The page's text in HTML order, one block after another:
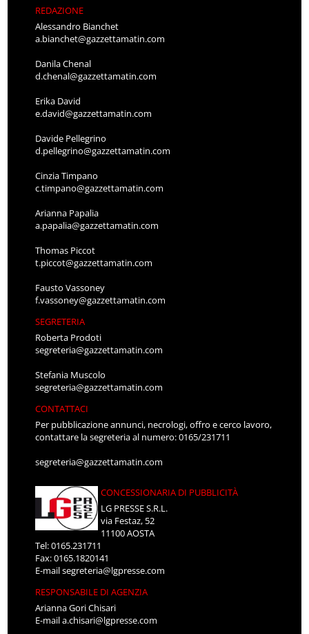
REDAZIONE
Alessandro Bianchet
a.bianchet@gazzettamatin.com
Danila Chenal
d.chenal@gazzettamatin.com
Erika David
e.david@gazzettamatin.com
Davide Pellegrino
d.pellegrino@gazzettamatin.com
Cinzia Timpano
c.timpano@gazzettamatin.com
Arianna Papalia
a.papalia@gazzettamatin.com
Thomas Piccot
t.piccot@gazzettamatin.com
Fausto Vassoney
f.vassoney@gazzettamatin.com
SEGRETERIA
Roberta Prodoti
segreteria@gazzettamatin.com
Stefania Muscolo
segreteria@gazzettamatin.com
CONTATTACI
Per pubblicazione annunci, necrologi, offro e cerco lavoro,
contattare la segreteria al numero: 0165/231711
segreteria@gazzettamatin.com
CONCESSIONARIA DI PUBBLICITÀ
LG PRESSE S.R.L.
via Festaz, 52
11100 AOSTA
Tel: 0165.231711
Fax: 0165.1820141
E-mailsegreteria@lgpresse.com
RESPONSABILE DI AGENZIA
Arianna Gori Chisari
E-maila.chisari@lgpresse.com